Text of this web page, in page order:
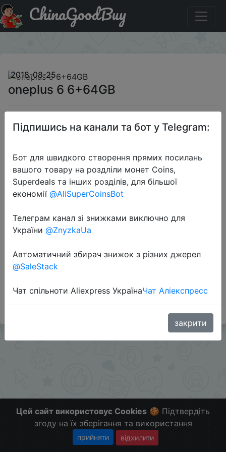
Придбати oneplus 6 6+64GB
ChinaGoodBuy
2018-08-25
oneplus 6 6+64GB
$457.99
Sale
Перейти до магазину
Додаткова інформація відсутня.
Слідкуйте за знижками на мобільному, в телеграм
ZnyzhkaUA
Цей сайт використовує Cookies 🍪 Підтвердіть
згоду на їх зберігання та використання
прийняти відхилити
Підпишись на канали та бот у Telegram:
Бот для швидкого створення прямих посилань
вашого товару на роздліли монет Coins,
Superdeals та інших розділів, для більшої
економії @AliSuperCoinsBot
Телеграм канал зі знижками виключно для
України @ZnyzkaUa
Автоматичний збирач знижок з різних джерел
@SaleStack
Чат спільноти Aliexpress УкраїнаЧат Аліекспресс
закрити